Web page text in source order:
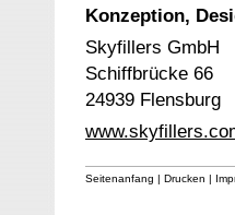
Konzeption,
Skyfillers GmbH
Schiffbrücke 66
24939 Flensburg
Seitenanfang | Drucken |